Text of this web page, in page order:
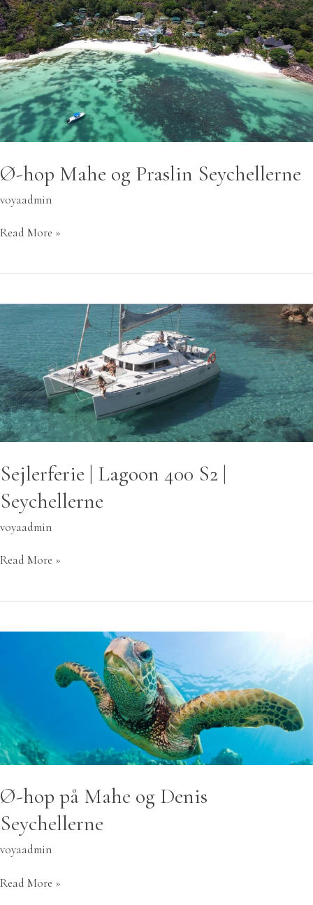
Ø-hop Mahe og Praslin Seychellerne
voyaadmin
Read More »
Sejlerferie | Lagoon 400 S2 |
Seychellerne
voyaadmin
Sejlerferie
Lagoon
400
S2
|
Seychellerne
Read More »
Ø-hop på Mahe og Denis
Seychellerne
voyaadmin
Seychellerne
Read More »